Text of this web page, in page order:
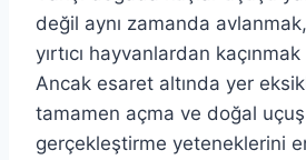
değil aynı zamanda
yırtıcı hayvanlardan
Ancak esaret altında yer
tamamen açma ve doğal
gerçekleştirme yeteneklerini